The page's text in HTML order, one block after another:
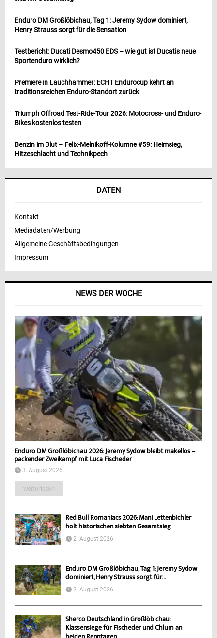
NEWS DER WOCHE
Enduro DM Großlöbichau 2026: Jeremy Sydow bleibt makellos –
packender Zweikampf mit Luca Fischeder
3. August 2026
weiterlesen
Red Bull Romaniacs 2026: Mani Lettenbichler
holt historischen siebten Gesamtsieg
2. August 2026
Enduro DM Großlöbichau, Tag 1: Jeremy Sydow
dominiert, Henry Strauss sorgt für...
2. August 2026
Sherco Deutschland in Großlöbichau:
Klassensiege für Fischeder und Chlum an
Enduro DM Großlöbichau, Tag 1: Jeremy Sydow dominiert,
Henry Strauss sorgt für die Sensation
Testbericht: Ducati Desmo450 EDS – wie gut ist Ducatis neue
Sportenduro wirklich?
Premiere in Lauchhammer: ECHT Endurocup kehrt an
traditionsreichen Enduro-Standort zurück
Triumph Offroad Test-Ride-Tour 2026: Motocross- und Enduro-
Bikes kostenlos testen
Benzin im Blut – Felix-Melnikoff-Kolumne #59: Heimsieg,
Hitzeschlacht und Technikpech
DATEN
Kontakt
Mediadaten/Werbung
Allgemeine Geschäftsbedingungen
Impressum